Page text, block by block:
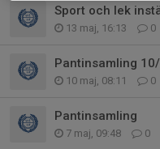
Sport och lek
13 maj, 16:13 0
Pantinsamling
10 maj, 08:11 0
Pantinsamling
7 maj, 09:48 0